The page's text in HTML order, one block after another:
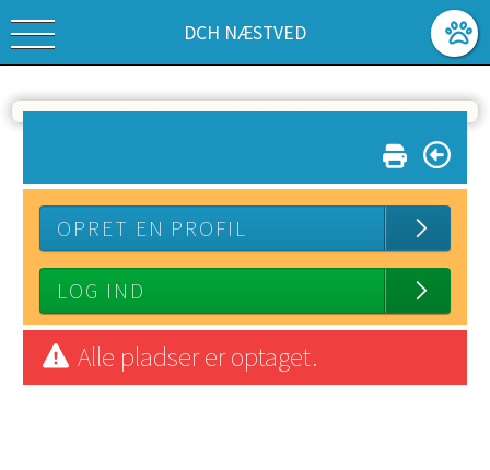
DCH NÆSTVED
OPRET EN PROFIL
LOG IND
Alle pladser er optaget.